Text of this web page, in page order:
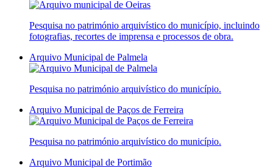
Pesquisa no património arquivístico do município, incluindo
fotografias, recortes de imprensa e processos de obra.
Arquivo Municipal de Palmela
Pesquisa no património arquivístico do município.
Arquivo Municipal de Paços de Ferreira
Pesquisa no património arquivístico do município.
Arquivo Municipal de Portimão